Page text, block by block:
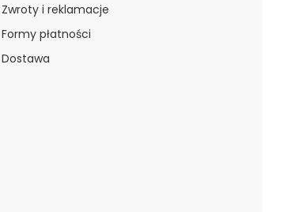
Zwroty i reklamacje
Formy płatności
Dostawa